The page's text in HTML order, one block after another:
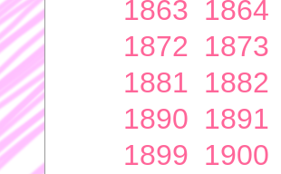
1863 1864
1872 1873
1881 1882
1890 1891
1899 1900